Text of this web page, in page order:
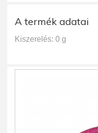
A termék adatai
Kiszerelés: 0 g